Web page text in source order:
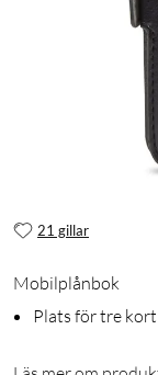
21 gillar
Mobilplånbok
Plats för tre kort